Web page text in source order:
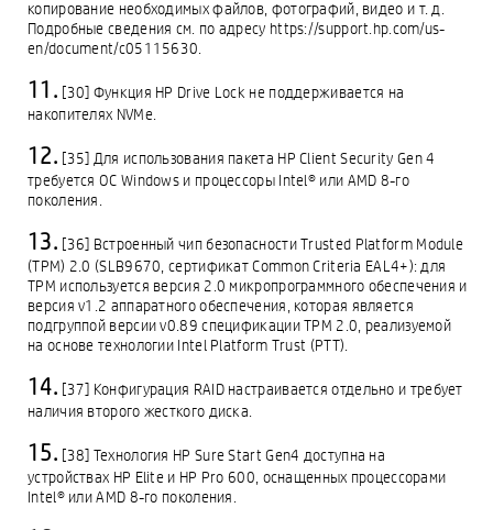
копирование необходимых файлов, фотографий, видео и т. д.
Подробные сведения см. по адресу https://support.hp.com/us-
en/document/c05115630.
[30] Функция HP Drive Lock не поддерживается на
накопителях NVMe.
[35] Для использования пакета HP Client Security Gen 4
требуется ОС Windows и процессоры Intel® или AMD 8-го
поколения.
[36] Встроенный чип безопасности Trusted Platform Module
(TPM) 2.0 (SLB9670, сертификат Common Criteria EAL4+): для
TPM используется версия 2.0 микропрограммного обеспечения и
версия v1.2 аппаратного обеспечения, которая является
подгруппой версии v0.89 спецификации TPM 2.0, реализуемой
на основе технологии Intel Platform Trust (PTT).
[37] Конфигурация RAID настраивается отдельно и требует
наличия второго жесткого диска.
[38] Технология HP Sure Start Gen4 доступна на
устройствах HP Elite и HP Pro 600, оснащенных процессорами
Intel® или AMD 8-го поколения.